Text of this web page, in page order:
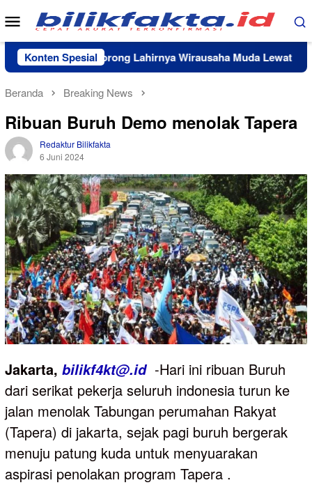
Loncat
ke
konten
Menu
Mobile
Konten Spesial
Lutim Dorong Lahirnya Wirausaha Muda Lewat
Beranda Breaking News
Ribuan Buruh Demo menolak Tapera
Redaktur Bilikfakta
6 Juni 2024
Jakarta, bilikf4kt@.id-Hari ini ribuan Buruh
dari serikat pekerja seluruh indonesia turun ke
jalan menolak Tabungan perumahan Rakyat
(Tapera) di jakarta, sejak pagi buruh bergerak
menuju patung kuda untuk menyuarakan
aspirasi penolakan program Tapera .